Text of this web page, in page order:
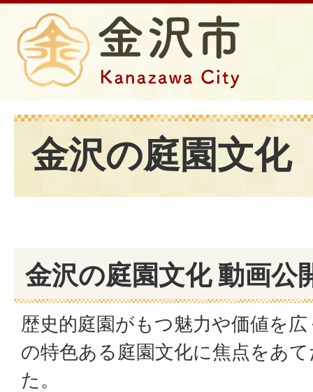
金沢の庭園文化
金沢の庭園文化 動画公
歴史的庭園がもつ魅力や価値を
の特色ある庭園文化に焦点をあ
た。